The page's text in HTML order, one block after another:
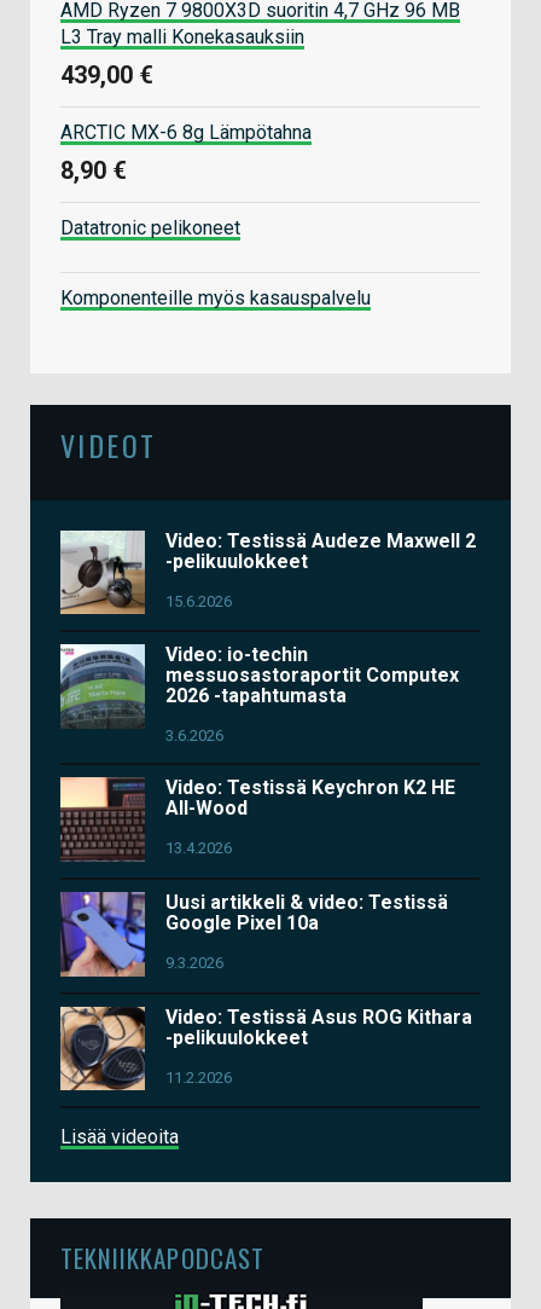
AMD Ryzen 7 9800X3D suoritin 4,7 GHz 96 MB
L3 Tray malli Konekasauksiin
439,00 €
ARCTIC MX-6 8g Lämpötahna
8,90 €
Datatronic pelikoneet
Komponenteille myös kasauspalvelu
VIDEOT
Video: Testissä Audeze Maxwell 2
-pelikuulokkeet
15.6.2026
Video: io-techin
messuosastoraportit Computex
2026 -tapahtumasta
3.6.2026
Video: Testissä Keychron K2 HE
All-Wood
13.4.2026
Uusi artikkeli & video: Testissä
Google Pixel 10a
9.3.2026
Video: Testissä Asus ROG Kithara
-pelikuulokkeet
11.2.2026
Lisää videoita
TEKNIIKKAPODCAST